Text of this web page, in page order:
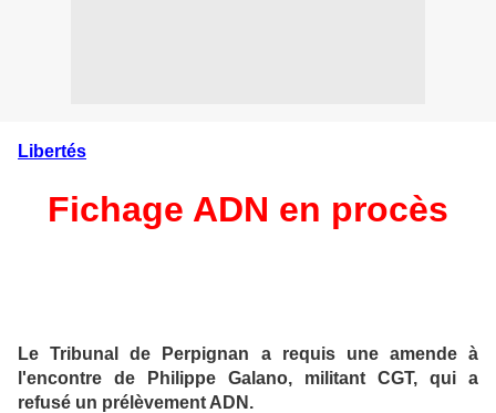
Libertés
Fichage ADN en procès
Le Tribunal de Perpignan a requis une amende à
l'encontre de Philippe Galano, militant CGT, qui a
refusé un prélèvement ADN.